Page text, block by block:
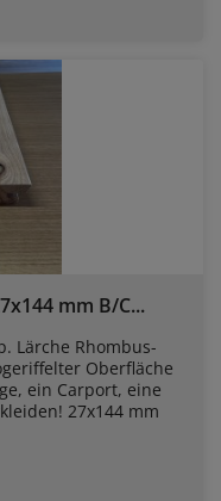
mm B/C...
Lärche Rhombus-
Oberfläche
ein Carport, eine
27x144 mm